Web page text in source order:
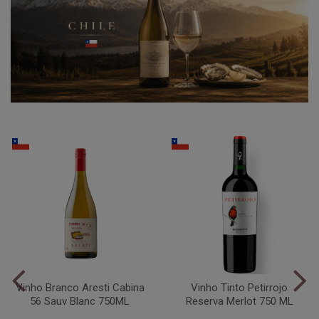
Vinho Branco Aresti Cabina
56 Sauv Blanc 750ML
Vinho Tinto Petirrojo
Reserva Merlot 750 ML